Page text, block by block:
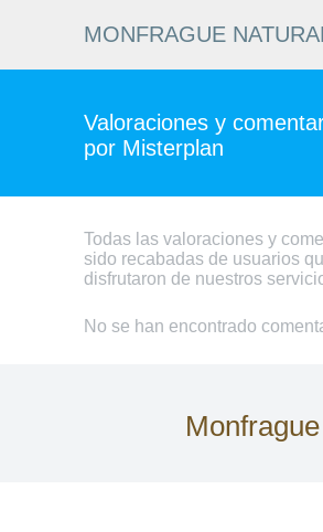
MONFRAGUE
Valoraciones y
por Misterplan
Todas las valoraciones y
sido recabadas de usuarios
disfrutaron de nuestros
No se han encontrado